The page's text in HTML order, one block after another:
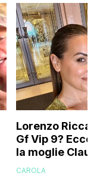
Lorenzo
Gf Vip 9?
la moglie
CAROLA